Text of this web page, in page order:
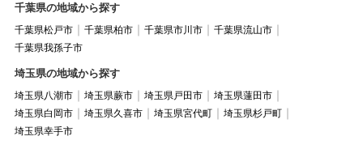
千葉県の地域から探す
千葉県松戸市 千葉県柏市 千葉県市川市
千葉県流山市
千葉県我孫子市
埼玉県の地域から探す
埼玉県八潮市 埼玉県蕨市 埼玉県戸田市
埼玉県蓮田市
埼玉県白岡市
埼玉県久喜市 埼玉県宮代町
埼玉県杉戸町
埼玉県幸手市